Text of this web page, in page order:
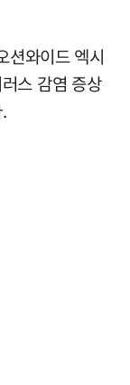
션와이드 엑시
스 감염 증상